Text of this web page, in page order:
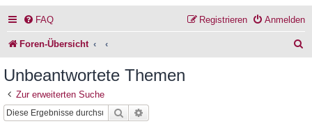
FAQ Anmelden
Registrieren
Foren-Übersicht
Unbeantwortete Themen
Zur erweiterten Suche
Suche